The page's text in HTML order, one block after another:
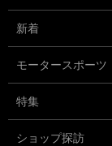
新着
モータースポーツ
特集
ショップ探訪